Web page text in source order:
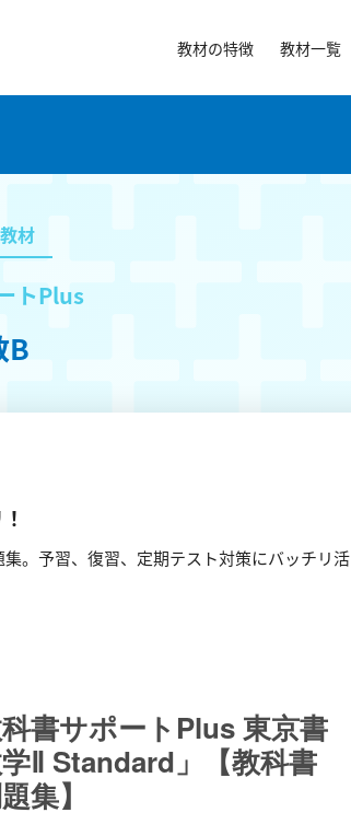
教材の特徴 教材一覧
材
トPlus
B
。予習、復習、定期テスト対策にバッチリ活